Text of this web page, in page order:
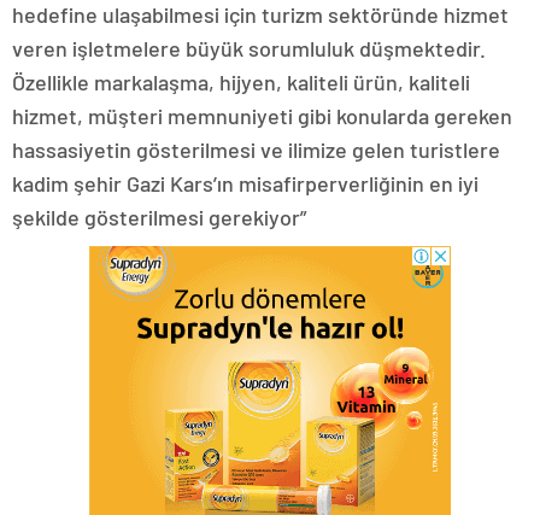
hedefine ulaşabilmesi için turizm sektöründe hizmet
veren işletmelere büyük sorumluluk düşmektedir.
Özellikle markalaşma, hijyen, kaliteli ürün, kaliteli
hizmet, müşteri memnuniyeti gibi konularda gereken
hassasiyetin gösterilmesi ve ilimize gelen turistlere
kadim şehir Gazi Kars’ın misafirperverliğinin en iyi
şekilde gösterilmesi gerekiyor”